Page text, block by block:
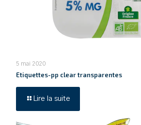
5 mai 2020
Etiquettes-pp clear transparentes
Lire la suite